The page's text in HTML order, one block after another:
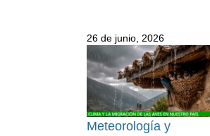
26 de junio, 2026
Meteorología y